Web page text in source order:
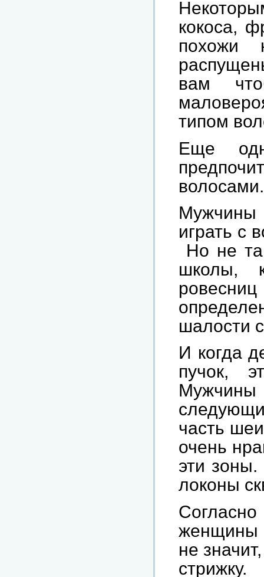
кокоса,
похожи
вам
типом
Еще
волосами.
Мужчины
играть с
Но не
школы,
шалости
И когда
пучок,
часть
очень
эти зоны.
локоны
женщины
не